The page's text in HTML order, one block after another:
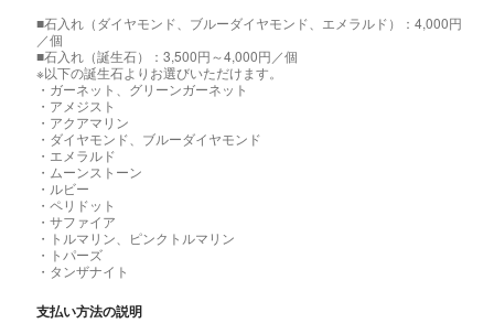
■石入れ（ダイヤモンド、ブルーダイヤモンド、エメラルド）：4,000円
／個
■石入れ（誕生石）：3,500円～4,000円／個
※以下の誕生石よりお選びいただけます。
・ガーネット、グリーンガーネット
・アメジスト
・アクアマリン
・ダイヤモンド、ブルーダイヤモンド
・エメラルド
・ムーンストーン
・ルビー
・ペリドット
・サファイア
・トルマリン、ピンクトルマリン
・トパーズ
・タンザナイト
支払い方法の説明